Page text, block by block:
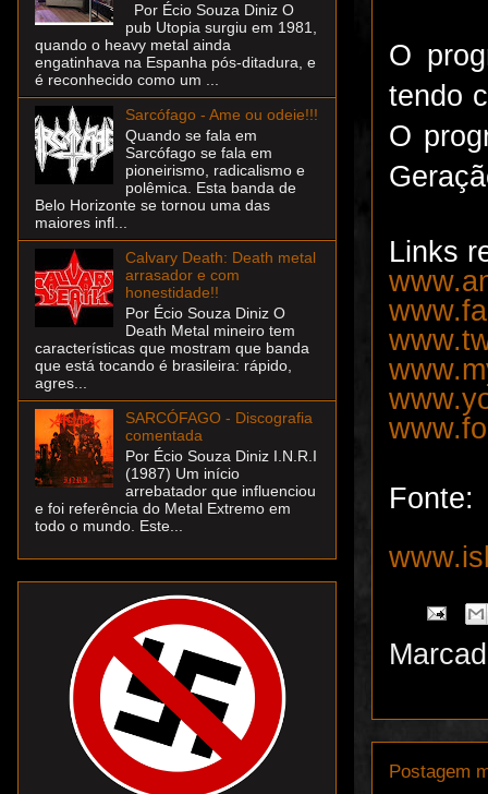
O
tendo
O
Links
Fonte:
Postagem
Por Écio Souza Diniz O
pub Utopia surgiu em 1981,
quando o heavy metal ainda
engatinhava na Espanha pós-ditadura, e
é reconhecido como um ...
Sarcófago - Ame ou odeie!!!
Quando se fala em
Sarcófago se fala em
pioneirismo, radicalismo e
polêmica. Esta banda de
Belo Horizonte se tornou uma das
maiores infl...
Calvary Death: Death metal
arrasador e com
honestidade!!
Por Écio Souza Diniz O
Death Metal mineiro tem
características que mostram que banda
que está tocando é brasileira: rápido,
agres...
SARCÓFAGO - Discografia
comentada
Por Écio Souza Diniz I.N.R.I
(1987) Um início
arrebatador que influenciou
e foi referência do Metal Extremo em
todo o mundo. Este...